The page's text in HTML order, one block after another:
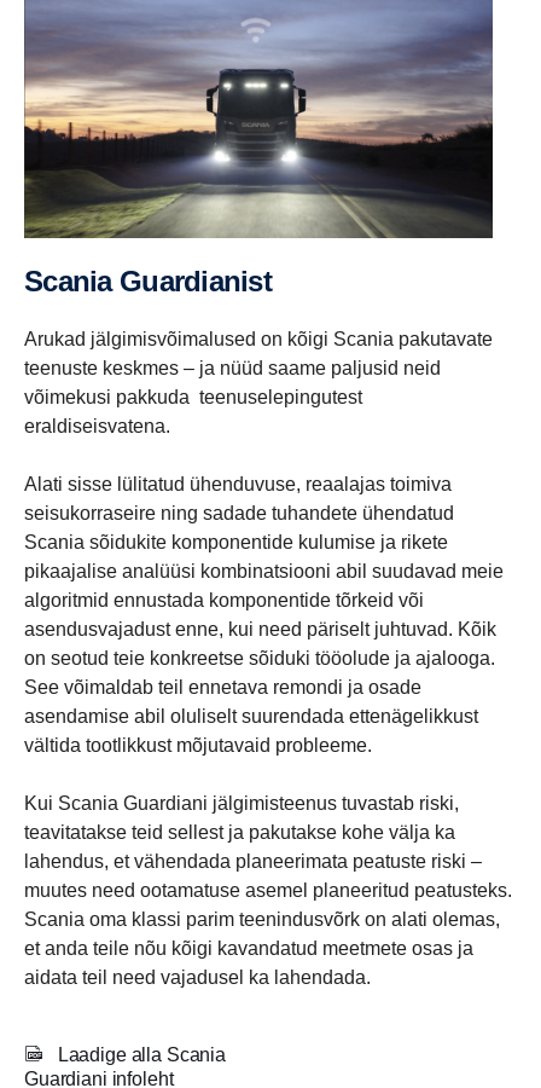
Scania Guardianist
Arukad jälgimisvõimalused on kõigi Scania pakutavate
teenuste keskmes – ja nüüd saame paljusid neid
võimekusi pakkuda teenuselepingutest
eraldiseisvatena.
Alati sisse lülitatud ühenduvuse, reaalajas toimiva
seisukorraseire ning sadade tuhandete ühendatud
Scania sõidukite komponentide kulumise ja rikete
pikaajalise analüüsi kombinatsiooni abil suudavad meie
algoritmid ennustada komponentide tõrkeid või
asendusvajadust enne, kui need päriselt juhtuvad. Kõik
on seotud teie konkreetse sõiduki tööolude ja ajalooga.
See võimaldab teil ennetava remondi ja osade
asendamise abil oluliselt suurendada ettenägelikkust
vältida tootlikkust mõjutavaid probleeme.
Kui Scania Guardiani jälgimisteenus tuvastab riski,
teavitatakse teid sellest ja pakutakse kohe välja ka
lahendus, et vähendada planeerimata peatuste riski –
muutes need ootamatuse asemel planeeritud peatusteks.
Scania oma klassi parim teenindusvõrk on alati olemas,
et anda teile nõu kõigi kavandatud meetmete osas ja
aidata teil need vajadusel ka lahendada.
Laadige alla Scania
Guardiani infoleht